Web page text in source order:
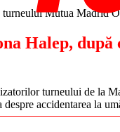
Mutua Madrid
Halep,
turneului de la
accidentarea la